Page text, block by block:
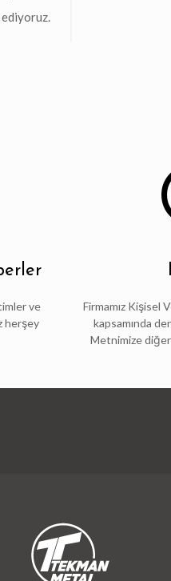
ediyoruz.
ve
herşey
Firmamız Kişisel
kapsamında
Metnimize